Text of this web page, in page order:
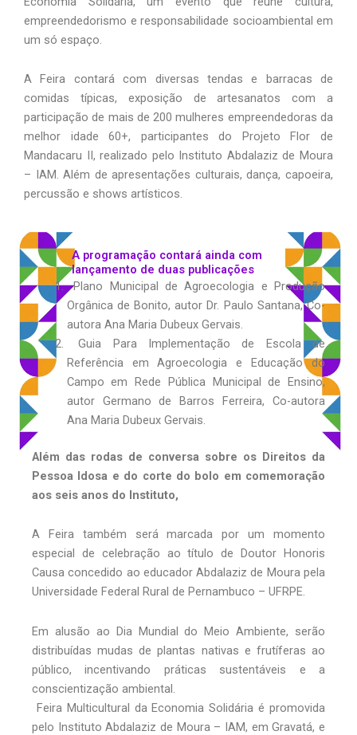
empreendedorismo e responsabilidade socioambiental em
um só espaço.
A Feira contará com diversas tendas e barracas de
comidas típicas, exposição de artesanatos com a
participação de mais de 200 mulheres empreendedoras da
melhor idade 60+, participantes do Projeto Flor de
Mandacaru II, realizado pelo Instituto Abdalaziz de Moura
– IAM. Além de apresentações culturais, dança, capoeira,
percussão e shows artísticos.
A programação contará ainda com
lançamento de duas publicações
Plano Municipal de Agroecologia e Produção
Orgânica de Bonito, autor Dr. Paulo Santana, Co-
autora Ana Maria Dubeux Gervais.
Guia Para Implementação de Escola de
Referência em Agroecologia e Educação do
Campo em Rede Pública Municipal de Ensino,
autor Germano de Barros Ferreira, Co-autora
Ana Maria Dubeux Gervais.
Além das rodas de conversa sobre os Direitos da
Pessoa Idosa e do corte do bolo em comemoração
aos seis anos do Instituto,
A Feira também será marcada por um momento
especial de celebração ao título de Doutor Honoris
Causa concedido ao educador Abdalaziz de Moura pela
Universidade Federal Rural de Pernambuco – UFRPE.
Em alusão ao Dia Mundial do Meio Ambiente, serão
distribuídas mudas de plantas nativas e frutíferas ao
público, incentivando práticas sustentáveis e a
conscientização ambiental.
Feira Multicultural da Economia Solidária é promovida
pelo Instituto Abdalaziz de Moura – IAM, em Gravatá, e